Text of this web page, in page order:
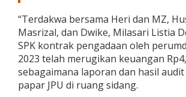
a
n
L
a
i
n
y
“Terdakwa bersama Heri dan MZ,
Masrizal, dan Dwike, Milasari Listia
SPK kontrak pengadaan oleh
2023 telah merugikan keuangan
sebagaimana laporan dan hasil audit
papar JPU di ruang sidang.